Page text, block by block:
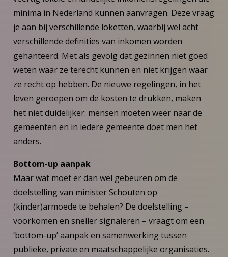
minima in Nederland kunnen aanvragen. Deze vraag
je aan bij verschillende loketten, waarbij wel acht
verschillende definities van inkomen worden
gehanteerd. Met als gevolg dat gezinnen niet goed
weten waar ze terecht kunnen en niet krijgen waar
ze recht op hebben. De nieuwe regelingen, in het
leven geroepen om de kosten te drukken, maken
het niet duidelijker: mensen moeten weer naar de
gemeenten en in iedere gemeente doet men het
anders.
Bottom-up aanpak
Maar wat moet er dan wel gebeuren om de
doelstelling van minister Schouten op
(kinder)armoede te behalen? De doelstelling –
voorkomen en sneller signaleren – vraagt om een
‘bottom-up’ aanpak en samenwerking tussen
publieke, private en maatschappelijke organisaties.